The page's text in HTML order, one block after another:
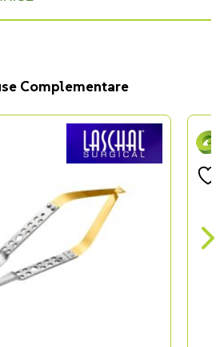
Complementare